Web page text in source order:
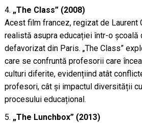
„The Class” (2008)
Acest film francez, regizat de Laurent
realistă asupra educației într-o școală
defavorizat din Paris. „The Class”
care se confruntă profesorii care
culturi diferite, evidențiind atât
profesori, cât și impactul diversității
procesului educațional.
„The Lunchbox” (2013)